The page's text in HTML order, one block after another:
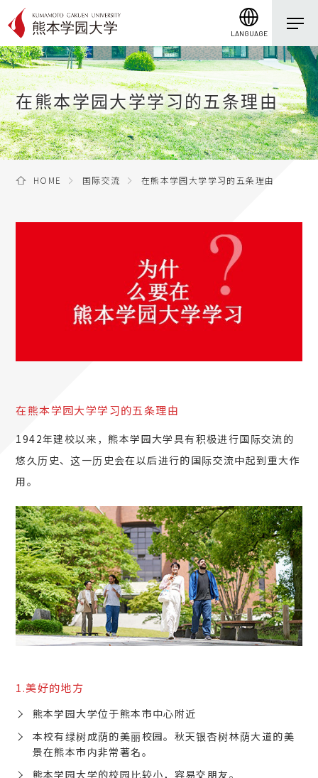
LANGUAGE
在熊本学园大学学习的五条理由
HOME 国际交流 在熊本学园大学学习的五条理由
在熊本学园大学学习的五条理由
1942年建校以来，熊本学园大学具有积极进行国际交流的
悠久历史、这一历史会在以后进行的国际交流中起到重大作
用。
1.美好的地方
熊本学园大学位于熊本市中心附近
本校有绿树成荫的美丽校园。秋天银杏树林荫大道的美
景在熊本市内非常著名。
熊本学园大学的校园比较小，容易交朋友。